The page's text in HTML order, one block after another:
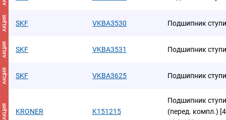
АКЦИЯ SKF VKBA3530 Подшипник
АКЦИЯ SKF VKBA3531 Подшипник
АКЦИЯ SKF VKBA3625 Подшипник
АКЦИЯ KRONER K151215
Подшипник
(перед. компл.)